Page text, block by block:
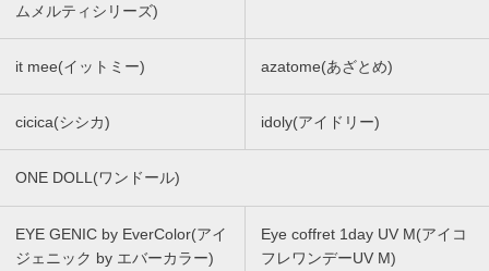
ムメルティシリーズ)
it mee(イットミー) azatome(あざとめ)
cicica(シシカ) idoly(アイドリー)
ONE DOLL(ワンドール)
EYE GENIC by EverColor(アイ
ジェニック by エバーカラー)
Eye coffret 1day UV M(アイコ
フレワンデーUV M)